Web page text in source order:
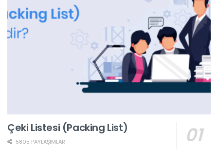
Çeki Listesi (Packing List)
5805 PAYLAŞIMLAR